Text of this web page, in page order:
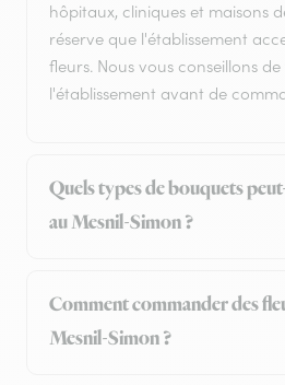
hôpitaux, cliniques et maisons
réserve que l'établissement
fleurs. Nous vous conseillons
l'établissement avant de
Quels types de bouquets
au Mesnil-Simon ?
Comment commander des
Mesnil-Simon ?